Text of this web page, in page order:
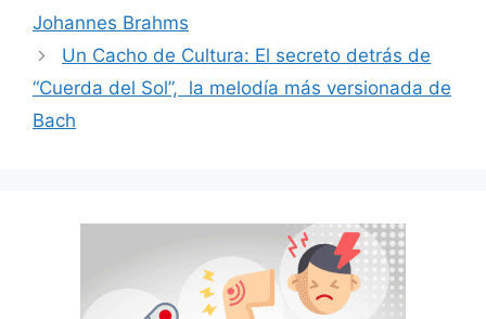
Johannes Brahms
Un Cacho de Cultura: El secreto detrás de
“Cuerda del Sol”, la melodía más versionada de
Bach